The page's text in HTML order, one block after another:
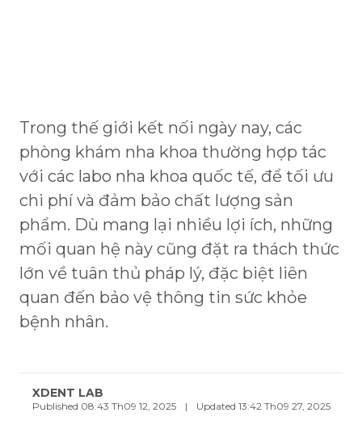
Trong thế giới kết nối ngày nay, các
phòng khám nha khoa thường hợp tác
với các labo nha khoa quốc tế, để tối ưu
chi phí và đảm bảo chất lượng sản
phẩm. Dù mang lại nhiều lợi ích, những
mối quan hệ này cũng đặt ra thách thức
lớn về tuân thủ pháp lý, đặc biệt liên
quan đến bảo vệ thông tin sức khỏe
bệnh nhân.
XDENT LAB
Published 08:43 Th09 12, 2025 | Updated 13:42 Th09 27, 2025